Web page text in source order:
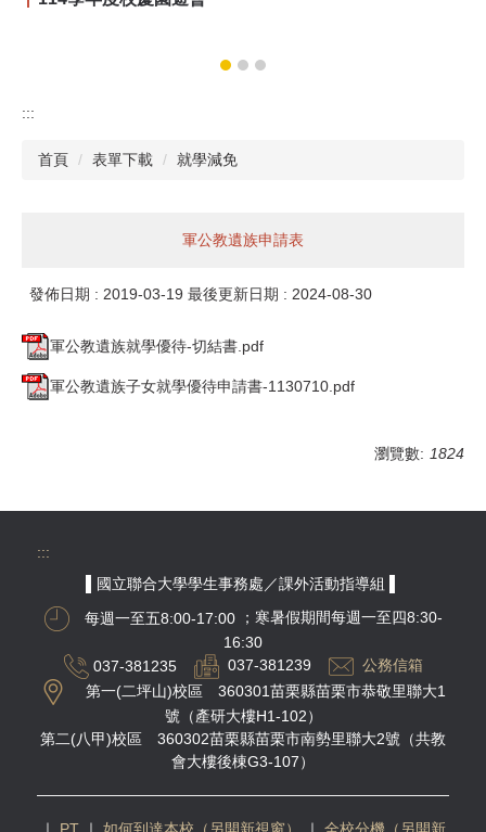
:::
首頁 表單下載 就學減免
軍公教遺族申請表
發佈日期 : 2019-03-19 最後更新日期 : 2024-08-30
軍公教遺族就學優待-切結書.pdf
軍公教遺族子女就學優待申請書-1130710.pdf
瀏覽數: 1824
:::
▌國立聯合大學學生事務處／課外活動指導組 ▌
每週一至五8:00-17:00
；寒暑假期間每週一至四8:30-
16:30
037-381235
037-381239
公務信箱
第一(二坪山)校區 360301苗栗縣苗栗市恭敬里聯大1
號（產研大樓H1-102）
第二(八甲)校區 360302苗栗縣苗栗市南勢里聯大2號（共教
會大樓後棟G3-107）